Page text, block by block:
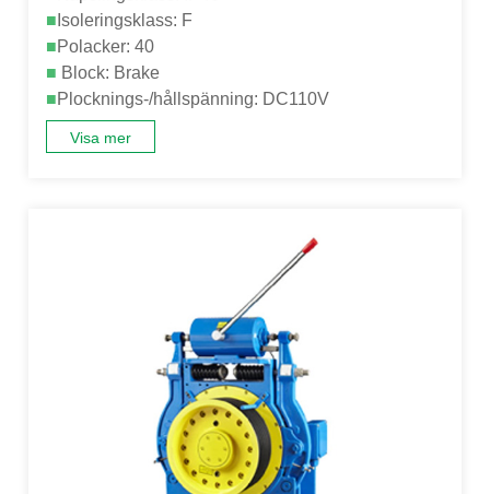
■ Isoleringsklass: F
■Polacker: 40
■ Block: Brake
■Plocknings-/hållspänning: DC110V
Visa mer